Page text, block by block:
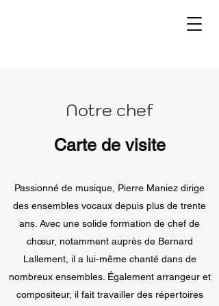
Notre chef
Carte de visite
Passionné de musique, Pierre Maniez dirige
des ensembles vocaux depuis plus de trente
ans. Avec une solide formation de chef de
chœur, notamment auprès de Bernard
Lallement, il a lui-même chanté dans de
nombreux ensembles. Également arrangeur et
compositeur, il fait travailler des répertoires